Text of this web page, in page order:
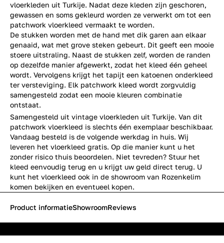
vloerkleden uit Turkije. Nadat deze kleden zijn geschoren,
gewassen en soms gekleurd worden ze verwerkt om tot een
patchwork vloerkleed vermaakt te worden.
De stukken worden met de hand met dik garen aan elkaar
genaaid, wat met grove steken gebeurt. Dit geeft een mooie
stoere uitstraling. Naast de stukken zelf, worden de randen
op dezelfde manier afgewerkt, zodat het kleed één geheel
wordt. Vervolgens krijgt het tapijt een katoenen onderkleed
ter versteviging. Elk patchwork kleed wordt zorgvuldig
samengesteld zodat een mooie kleuren combinatie
ontstaat.
Samengesteld uit vintage vloerkleden uit Turkije. Van dit
patchwork vloerkleed is slechts één exemplaar beschikbaar.
Vandaag besteld is de volgende werkdag in huis. Wij
leveren het vloerkleed gratis. Op die manier kunt u het
zonder risico thuis beoordelen. Niet tevreden? Stuur het
kleed eenvoudig terug en u krijgt uw geld direct terug. U
kunt het vloerkleed ook in de showroom van Rozenkelim
komen bekijken en eventueel kopen.
Product informatieShowroomReviews